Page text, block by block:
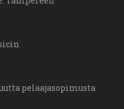
pelaajasopimusta